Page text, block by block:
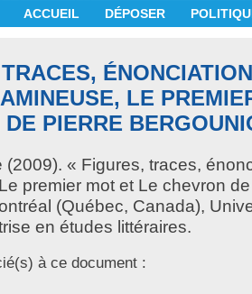
ACCUEIL DÉPOSER
LE
DE PIERRE
(2009). « Figures, traces,
premier mot et Le chevron
(Québec, Canada),
en études littéraires.
à ce document :